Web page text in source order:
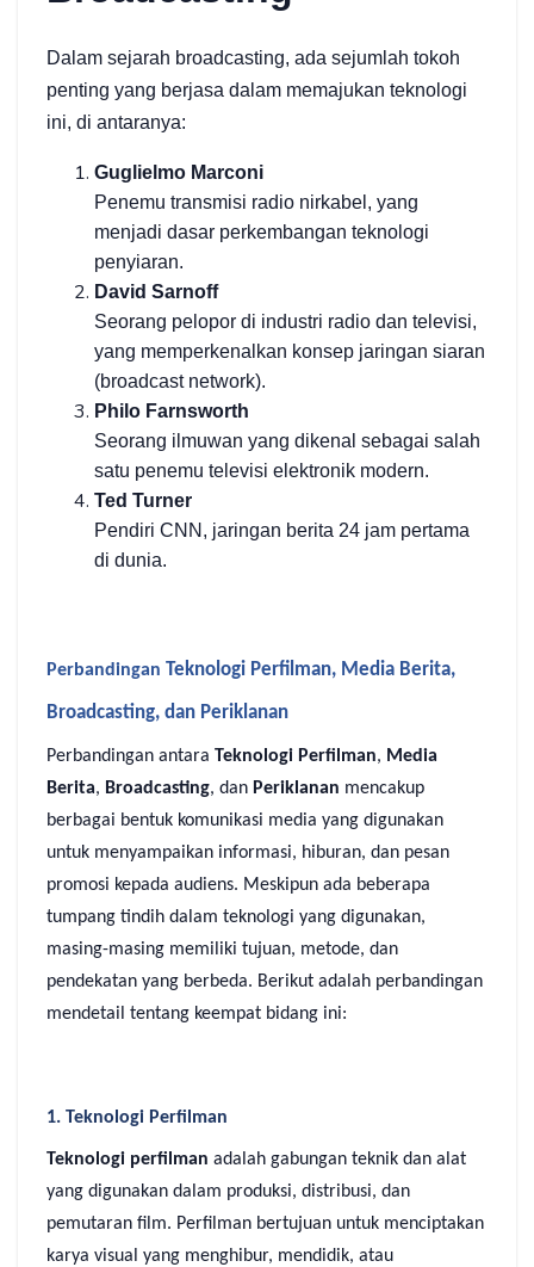
Dalam sejarah broadcasting, ada sejumlah tokoh
penting yang berjasa dalam memajukan teknologi
ini, di antaranya:
Guglielmo Marconi
Penemu transmisi radio nirkabel, yang
menjadi dasar perkembangan teknologi
penyiaran.
David Sarnoff
Seorang pelopor di industri radio dan televisi,
yang memperkenalkan konsep jaringan siaran
(broadcast network).
Philo Farnsworth
Seorang ilmuwan yang dikenal sebagai salah
satu penemu televisi elektronik modern.
Ted Turner
Pendiri CNN, jaringan berita 24 jam pertama
di dunia.
Perbandingan Teknologi Perfilman, Media Berita,
Broadcasting, dan Periklanan
Perbandingan antara Teknologi Perfilman, Media
Berita, Broadcasting, dan Periklanan mencakup
berbagai bentuk komunikasi media yang digunakan
untuk menyampaikan informasi, hiburan, dan pesan
promosi kepada audiens. Meskipun ada beberapa
tumpang tindih dalam teknologi yang digunakan,
masing-masing memiliki tujuan, metode, dan
pendekatan yang berbeda. Berikut adalah perbandingan
mendetail tentang keempat bidang ini:
1. Teknologi Perfilman
Teknologi perfilman adalah gabungan teknik dan alat
yang digunakan dalam produksi, distribusi, dan
pemutaran film. Perfilman bertujuan untuk menciptakan
karya visual yang menghibur, mendidik, atau